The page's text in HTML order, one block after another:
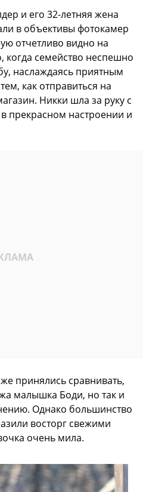
и его 32-летняя жена
в объективы фотокамер
отчетливо видно на
когда семейство неспешно
наслаждаясь приятным
как отправиться на
Никки шла за руку с
прекрасном настроении и
принялись сравнивать,
малышка Боди, но так и
Однако большинство
восторг свежими
очень мила.